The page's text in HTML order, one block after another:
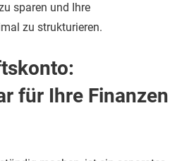
sparen und Ihre
zu strukturieren.
für Ihre Finanzen